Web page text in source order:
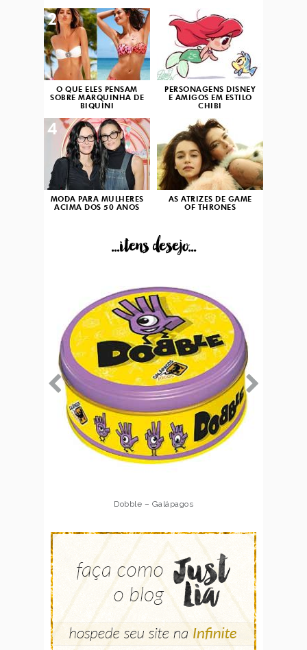
O QUE ELES PENSAM
SOBRE MARQUINHA DE
BIQUÍNI
2
PERSONAGENS DISNEY
E AMIGOS EM ESTILO
CHIBI
3
MODA PARA MULHERES
ACIMA DOS 50 ANOS
4
AS ATRIZES DE GAME
OF THRONES
...itens desejo...
Dobble – Galápagos